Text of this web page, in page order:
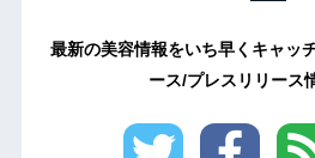
最新の美容情報をいち早くキャッ
ース/プレスリリース